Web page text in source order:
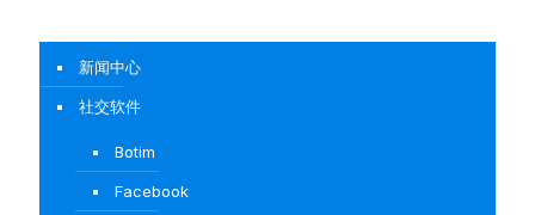
新闻中心
社交软件
Botim
Facebook